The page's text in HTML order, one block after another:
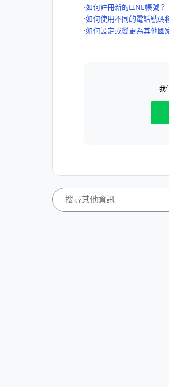
⋅如何註冊新的LINE帳號？
⋅如何使用不同的電話號碼
⋅如何設定或變更為其他國
我